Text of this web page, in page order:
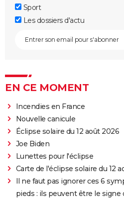
Sport
Les dossiers d'actu
EN CE MOMENT
Incendies en France
Nouvelle canicule
Éclipse solaire du 12 août 2026
Joe Biden
Lunettes pour l'éclipse
Carte de l'éclipse solaire du 12
Il ne faut pas ignorer ces 6
pieds : ils peuvent être le signe